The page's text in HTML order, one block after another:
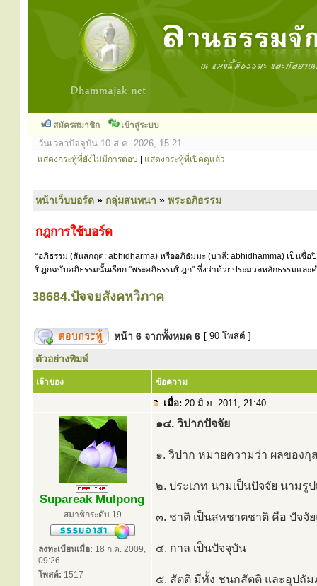
สมัครสมาชิก เข้าสู่ระบบ
วันเวลาปัจจุบัน 10 ส.ค. 2026, 15:21
แสดงกระทู้ที่ยังไม่มีการตอบ แสดงกระทู้ที่เปิดดูแล้ว
หน้าเว็บบอร์ด » กลุ่มสนทนา » พระอภิธรรม
กฎการใช้บอร์ด
“อภิธรรม (สันสกฤต: abhidharma) หรืออภิธัมมะ (บาลี: abhidhamma) เป็น
ปิฎกฉบับอภิธรรมนั้นเรียก "พระอภิธรรมปิฎก" ซึ่งว่าด้วยประมวลหลักธรรมแล
38684.ปัจจยสังคหวิภาค
หน้า 6 จากทั้งหมด 6 [ 90 โพสต์ ]
ตัวอย่างพิมพ์
เจ้าของ ข้อความ
เมื่อ: 20 มิ.ย. 2011, 21:40
Supareak Mulpong
สมาชิกระดับ 19
ลงทะเบียนเมื่อ: 18 ก.ค. 2009,
09:26
โพสต์: 1517
๑๔. วิปากปัจจัย
๑. วิปาก หมายความว่า ผลของ
๒. ประเภท นามเป็นปัจจัย นามรู
๓. ชาติ เป็นสหชาตชาติ คือ ปัจจั
๔. กาล เป็นปัจจุบัน
๕. สัตติ มีทั้ง ชนกสัตติ และอุปถั